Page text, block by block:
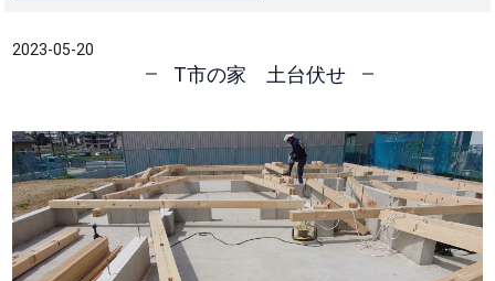
2023-05-20
T市の家 土台伏せ